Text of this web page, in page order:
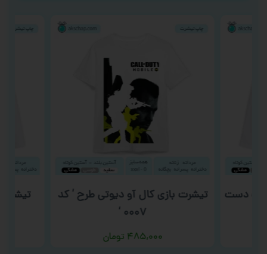
دست
تیشرت بازی کال آو دیوتی طرح ‘ کد
۰۰۰۷ ‘
۴۸۵,۰۰۰ تومان
تیشرت